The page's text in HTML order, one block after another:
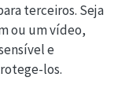
terceiros. Seja
ou um vídeo,
e
los.